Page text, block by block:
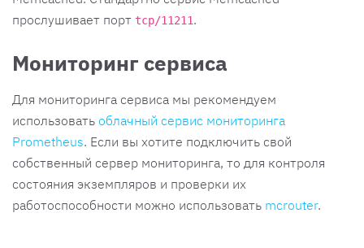
прослушивает порт tcp/11211.
Мониторинг сервиса
Для мониторинга сервиса мы рекомендуем
использовать облачный сервис мониторинга
Prometheus. Если вы хотите подключить свой
собственный сервер мониторинга, то для контроля
состояния экземпляров и проверки их
работоспособности можно использовать mcrouter.